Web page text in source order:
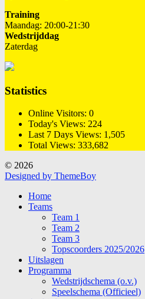
Training
Maandag: 20:00-21:30
Wedstrijddag
Zaterdag
Statistics
Online Visitors: 0
Today's Views: 224
Last 7 Days Views: 1,505
Total Views: 333,682
© 2026
Designed by ThemeBoy
Home
Teams
Team 1
Team 2
Team 3
Topscoorders 2025/2026
Uitslagen
Programma
Wedstrijdschema (o.v.)
Speelschema (Officieel)